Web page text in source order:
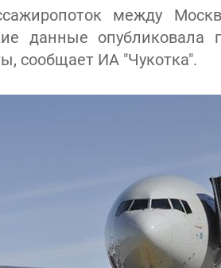
между
данные опубликовала
сообщает ИА "Чукотка".